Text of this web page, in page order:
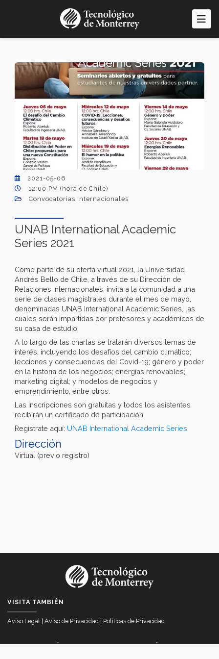
2021-05-06
12:00 PM (hora de Chile)
Convocatorias Internacionales
UNAB International Academic
Series 2021
Como parte de su oferta virtual 2021, la Universidad
Andrés Bello de Chile, a través de su Dirección de
Relaciones Internacionales, invita a la comunidad a una
serie de clases magistrales durante el mes de mayo,
denominadas UNAB International Academic Series, las
cuales serán impartidas por profesores y académicos de
su casa de estudio.
A lo largo de las charlas se tratarán diversos temas de
interés, incluyendo los desafíos del cambio climático;
lecciones y consecuencias del Covid-19; género y poder
en la historia de los negocios; energías renovables;
marketing digital; y modelos de negocios y
emprendimiento, entre otros.
Las inscripciones son gratuitas y todos los asistentes
recibirán un certificado de participación.
Regístrate aquí: UNAB International Academic Series
Dirección
Virtual (previo registro)
VISITA TAMBIÉN
Aviso Legal Aviso de Privacidad Políticas de Privacidad
VICERRECTORÍA DE INTERNACIONALIZACIÓN